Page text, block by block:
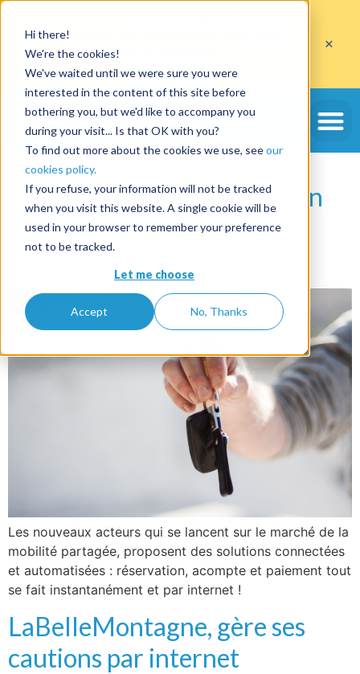
Hi there!
We're the cookies!
We've waited until we were sure you were
interested in the content of this site before
bothering you, but we'd like to accompany you
during your visit... Is that OK with you?
To find out more about the cookies we use, seeour
cookies policy.
If you refuse, your information will not be tracked
when you visit this website. A single cookie will be
used in your browser to remember your preference
not to be tracked.
Let me choose
Accept No, Thanks
sur l'ouverture d'un compte avec le code
jusqu'au 30/09/2026*
J'en profite
×
Étiquette :tiers de
confiance
Cautions en ligne, la solution
attendue par les loueurs de
voitures
Les nouveaux acteurs qui se lancent sur le marché de la
mobilité partagée, proposent des solutions connectées
et automatisées : réservation, acompte et paiement tout
se fait instantanément et par internet !
LaBelleMontagne, gère ses
cautions par internet